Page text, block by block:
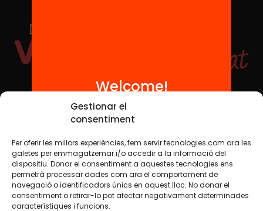
Gestionar el
consentiment
Per oferir les millors experiències, fem servir tecnologies com ara les
galetes per emmagatzemar i/o accedir a la informació del
dispositiu. Donar el consentiment a aquestes tecnologies ens
permetrà processar dades com ara el comportament de
navegació o identificadors únics en aquest lloc. No donar el
consentiment o retirar-lo pot afectar negativament determinades
característiques i funcions.
Social Media
TW YTB IG FB IN
Legal NoticeCookie Policy
Welcome!